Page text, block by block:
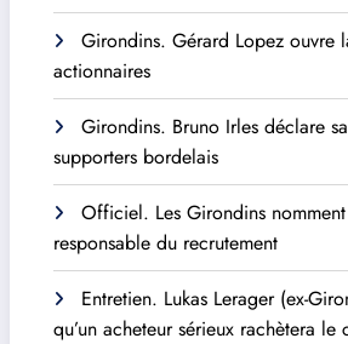
Girondins. Gérard Lopez ouvre
actionnaires
Girondins. Bruno Irles déclare
supporters bordelais
Officiel. Les Girondins
responsable du recrutement
Entretien. Lukas Lerager (ex-
qu’un acheteur sérieux rachètera le